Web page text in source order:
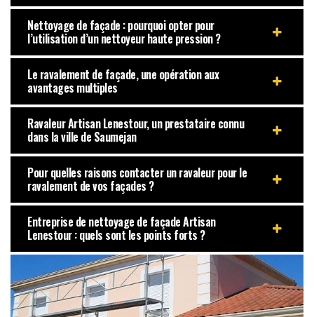
Nettoyage de façade : pourquoi opter pour
l’utilisation d’un nettoyeur haute pression ?
Le ravalement de façade, une opération aux
avantages multiples
Ravaleur Artisan Lenestour, un prestataire connu
dans la ville de Saumejan
Pour quelles raisons contacter un ravaleur pour le
ravalement de vos façades ?
Entreprise de nettoyage de façade Artisan
Lenestour : quels sont les points forts ?